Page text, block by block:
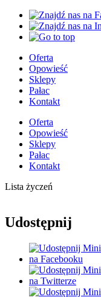
Oferta
Opowieść
Sklepy
Pałac
Kontakt
Oferta
Opowieść
Sklepy
Pałac
Kontakt
Lista życzeń
Udostępnij